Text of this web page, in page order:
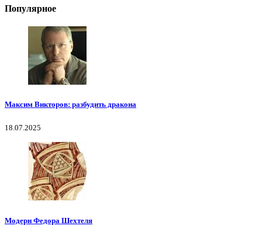
Популярное
Максим Викторов: разбудить дракона
18.07.2025
Модерн Федора Шехтеля